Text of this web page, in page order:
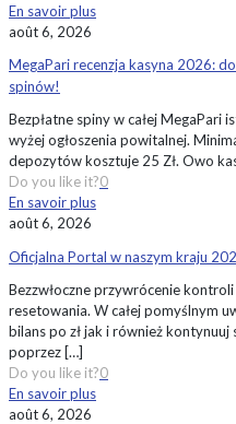
En savoir plus
août 6, 2026
MegaPari recenzja kasyna 2026:
spinów!
Bezpłatne spiny w całej MegaPari
wyżej ogłoszenia powitalnej.
depozytów kosztuje 25 Zł. Owo
Do you like it?0
En savoir plus
août 6, 2026
Oficjalna Portal w naszym kraju
Bezzwłoczne przywrócenie
resetowania. W całej pomyślnym
bilans po zł jak i również kontynuuj
poprzez […]
Do you like it?0
En savoir plus
août 6, 2026